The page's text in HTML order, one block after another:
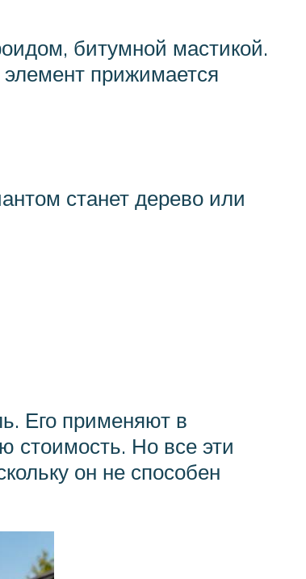
битумной мастикой.
прижимается
станет дерево или
Его применяют в
стоимость. Но все эти
он не способен